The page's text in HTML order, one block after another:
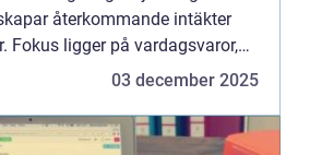
återkommande intäkter
Fokus ligger på vardagsvaror,
03 december 2025